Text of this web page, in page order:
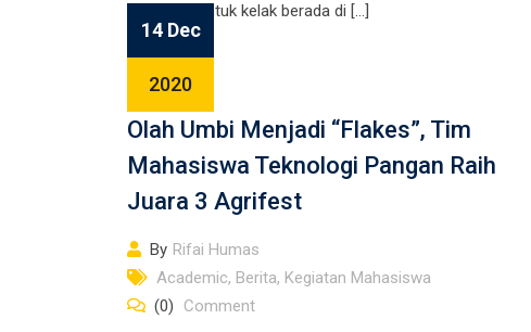
disiapkan untuk kelak berada di […]
14 Dec
2020
Olah Umbi Menjadi “Flakes”, Tim
Mahasiswa Teknologi Pangan Raih
Juara 3 Agrifest
By Rifai Humas
Academic, Berita, Kegiatan Mahasiswa
(0)
Comment